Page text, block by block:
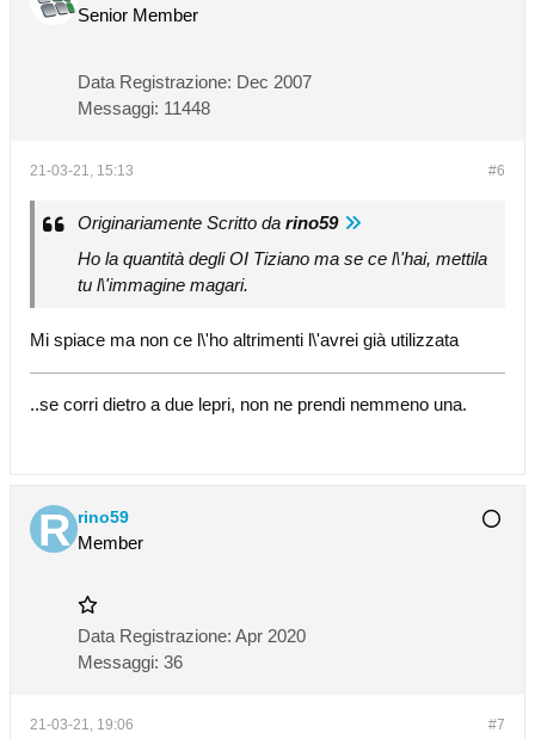
Senior Member
Data Registrazione: Dec 2007
Messaggi: 11448
#6
21-03-21, 15:13
Originariamente Scritto da rino59
Ho la quantità degli OI Tiziano ma se ce l\'hai, mettila
tu l\'immagine magari.
Mi spiace ma non ce l\'ho altrimenti l\'avrei già utilizzata
..se corri dietro a due lepri, non ne prendi nemmeno una.
rino59
Member
Data Registrazione: Apr 2020
Messaggi: 36
#7
21-03-21, 19:06